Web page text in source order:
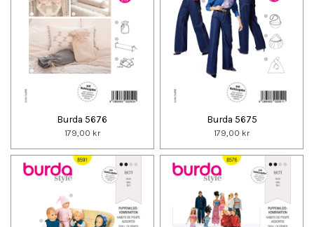
Burda 5676
179,00 kr
Burda 5675
179,00 kr